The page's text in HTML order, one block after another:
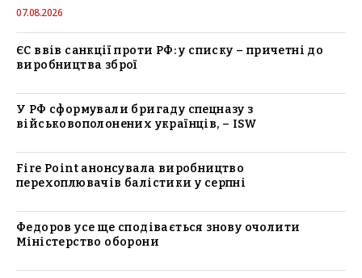
07.08.2026
ЄС ввів санкції проти РФ: у списку – причетні до
виробництва зброї
У РФ сформували бригаду спецназу з
військовополонених українців, – ISW
Fire Point анонсувала виробництво
перехоплювачів балістики у серпні
Федоров усе ще сподівається знову очолити
Міністерство оборони